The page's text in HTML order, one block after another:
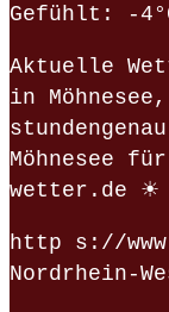
Gefühlt: -
Aktuelle
in
Möhnesee
wetter.de ☀
http s://
Nordrhein-